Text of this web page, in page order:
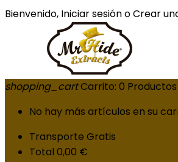
Bienvenido, Iniciar sesiónoCrear
shopping_cartCarrito: 0
No hay más artículos en su
Transporte Gratis
Total 0,00 €